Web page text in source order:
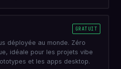
GRATUIT
déployée au monde. Zéro
idéale pour les projets vibe
et les apps desktop.